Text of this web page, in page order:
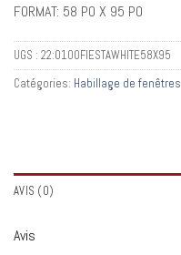
FORMAT: 58 PO X 95 PO
UGS : 22:0100FIESTAWHITE58X95
Catégories: Habillage de fenêtres
AVIS (0)
Avis